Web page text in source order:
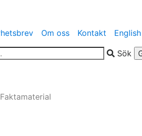
Om oss Kontakt English
Sök
Faktamaterial